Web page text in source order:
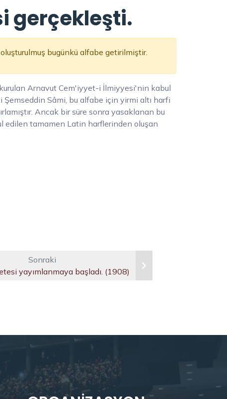
gerçekleşti.
bugünkü alfabe getirilmiştir.
Arnavut Cem'iyyet-i İlmiyyesi'nin kabul
Sâmi, bu alfabe için yirmi altı harfi
Ancak bir süre sonra yasaklanan bu
edilen tamamen Latin harflerinden oluşan
Sonraki
yayımlanmaya başladı. (1908)